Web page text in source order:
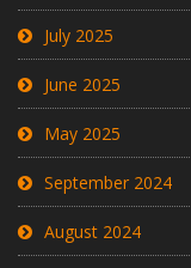
July 2025
June 2025
May 2025
September 2024
August 2024